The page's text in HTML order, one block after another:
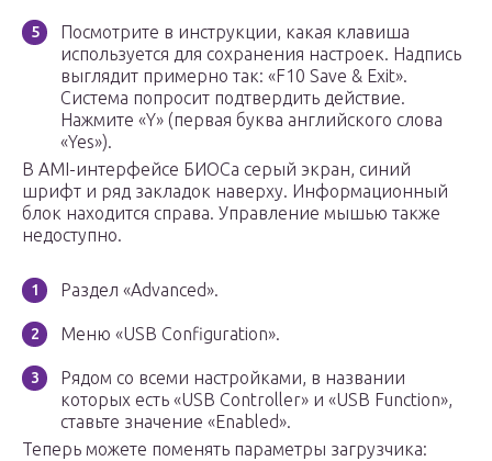
Посмотрите в инструкции, какая клавиша
используется для сохранения настроек. Надпись
выглядит примерно так: «F10 Save & Exit».
Система попросит подтвердить действие.
Нажмите «Y» (первая буква английского слова
«Yes»).
В AMI-интерфейсе БИОСа серый экран, синий
шрифт и ряд закладок наверху. Информационный
блок находится справа. Управление мышью также
недоступно.
Раздел «Advanced».
Меню «USB Configuration».
Рядом со всеми настройками, в названии
которых есть «USB Controller» и «USB Function»,
ставьте значение «Enabled».
Теперь можете поменять параметры загрузчика: